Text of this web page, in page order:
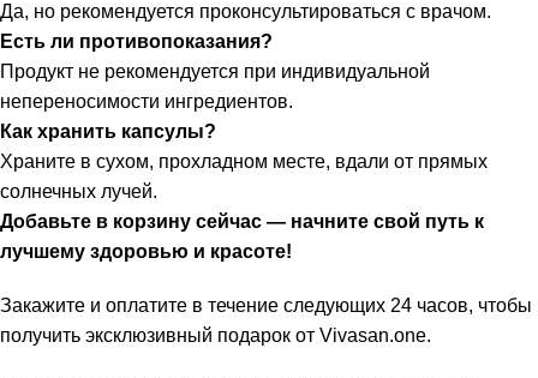
Да, но рекомендуется проконсультироваться с врачом.
Есть ли противопоказания?
Продукт не рекомендуется при индивидуальной
непереносимости ингредиентов.
Как хранить капсулы?
Храните в сухом, прохладном месте, вдали от прямых
солнечных лучей.
Добавьте в корзину сейчас — начните свой путь к
лучшему здоровью и красоте!
Закажите и оплатите в течение следующих 24 часов, чтобы
получить эксклюзивный подарок от Vivasan.one.